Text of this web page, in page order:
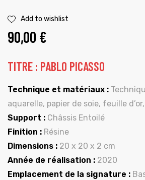
Add to wishlist
90,00 €
TITRE : PABLO PICASSO
Technique et matériaux :
aquarelle, papier de soie, feuille
Support : Châssis Entoilé
Finition : Résine
Dimensions : 20 x 20 x 2 cm
Année de réalisation : 2020
Emplacement de la signature :